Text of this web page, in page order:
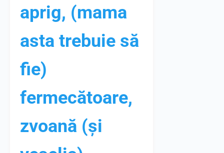
aprig, (mama
asta trebuie să
fie)
fermecătoare,
zvoană (și